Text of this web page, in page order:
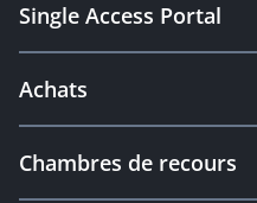
Single Access Portal
Achats
Chambres de recours